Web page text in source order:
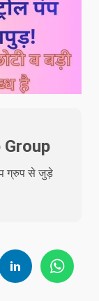
Group
ग्रुप से जुड़े